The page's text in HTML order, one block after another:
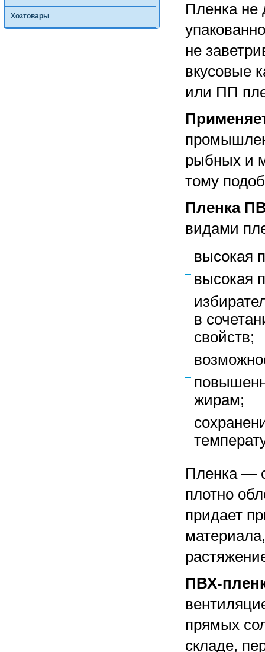
Хозтовары
Пленка не
не
вкусовые
или ПП
рыбных и
тому
Пленка
видами
высокая
высокая
в
свойств;
жирам;
Пленка —
плотно
придает
ПВХ-
прямых
складе,